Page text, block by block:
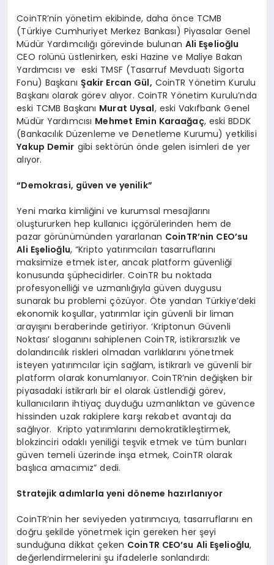
CoinTR’nin yönetim ekibinde, daha önce TCMB
(Türkiye Cumhuriyet Merkez Bankası) Piyasalar Genel
Müdür Yardımcılığı görevinde bulunan Ali Eşelioğlu
CEO rolünü üstlenirken, eski Hazine ve Maliye Bakan
Yardımcısı ve eski TMSF (Tasarruf Mevduatı Sigorta
Fonu) Başkanı Şakir Ercan Gül, CoinTR Yönetim Kurulu
Başkanı olarak görev alıyor. CoinTR Yönetim Kurulu’nda
eski TCMB Başkanı Murat Uysal, eski Vakıfbank Genel
Müdür Yardımcısı Mehmet Emin Karaağaç, eski BDDK
(Bankacılık Düzenleme ve Denetleme Kurumu) yetkilisi
Yakup Demir gibi sektörün önde gelen isimleri de yer
alıyor.
“Demokrasi, güven ve yenilik”
Yeni marka kimliğini ve kurumsal mesajlarını
oluştururken hep kullanıcı içgörülerinden hem de
pazar görünümünden yararlanan CoinTR’nin CEO’su
Ali Eşelioğlu, “Kripto yatırımcıları tasarruflarını
maksimize etmek ister, ancak platform güvenliği
konusunda şüphecidirler. CoinTR bu noktada
profesyonelliği ve uzmanlığıyla güven duygusu
sunarak bu problemi çözüyor. Öte yandan Türkiye’deki
ekonomik koşullar, yatırımlar için güvenli bir liman
arayışını beraberinde getiriyor. ‘Kriptonun Güvenli
Noktası’ sloganını sahiplenen CoinTR, istikrarsızlık ve
dolandırıcılık riskleri olmadan varlıklarını yönetmek
isteyen yatırımcılar için sağlam, istikrarlı ve güvenli bir
platform olarak konumlanıyor. CoinTR’nin değişken bir
piyasadaki istikrarlı bir el olarak üstlendiği görev,
kullanıcıların ihtiyaç duyduğu uzmanlıktan ve güvence
hissinden uzak rakiplere karşı rekabet avantajı da
sağlıyor. Kripto yatırımlarını demokratikleştirmek,
blokzinciri odaklı yeniliği teşvik etmek ve tüm bunları
güven temeli üzerinde inşa etmek, CoinTR olarak
başlıca amacımız” dedi.
Stratejik adımlarla yeni döneme hazırlanıyor
CoinTR’nin her seviyeden yatırımcıya, tasarruflarını en
doğru şekilde yönetmek için gereken her şeyi
sunduğuna dikkat çeken CoinTR CEO’su Ali Eşelioğlu,
değerlendirmelerini şu ifadelerle sonlandırdı: